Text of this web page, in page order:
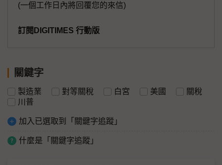
(一個工作日內將回覆您的來信)
訂閱DIGITIMES 行動版
關鍵字
製造業 對等關稅 白宮 美國
關稅
川普
加入已選取到「關鍵字追蹤」
什麼是「關鍵字追蹤」